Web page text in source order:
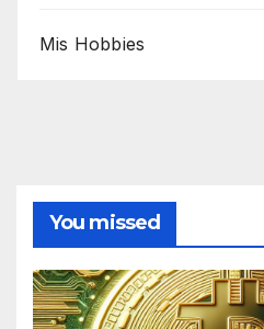
Mis Hobbies
You missed